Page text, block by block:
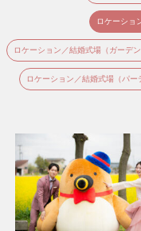
ロケーショ
ロケーション／結婚式場（ガーデ
ロケーション／結婚式場（パ